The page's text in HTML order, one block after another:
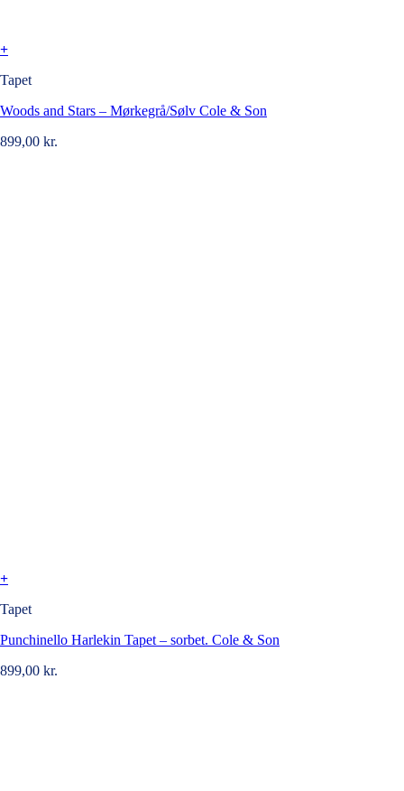
+
Tapet
Woods and Stars – Mørkegrå/Sølv Cole & Son
899,00 kr.
+
Tapet
Punchinello Harlekin Tapet – sorbet. Cole & Son
899,00 kr.